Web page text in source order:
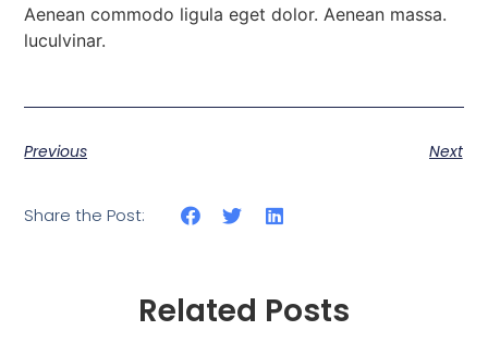
Aenean commodo ligula eget dolor. Aenean massa.
luculvinar.
Previous Next
Share the Post:
Related Posts